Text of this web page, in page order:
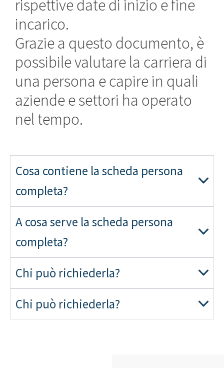
rispettive date di inizio e fine
incarico.
Grazie a questo documento, è
possibile valutare la carriera di
una persona e capire in quali
aziende e settori ha operato
nel tempo.
Cosa contiene la scheda persona
completa?
A cosa serve la scheda persona
completa?
Chi può richiederla?
Chi può richiederla?